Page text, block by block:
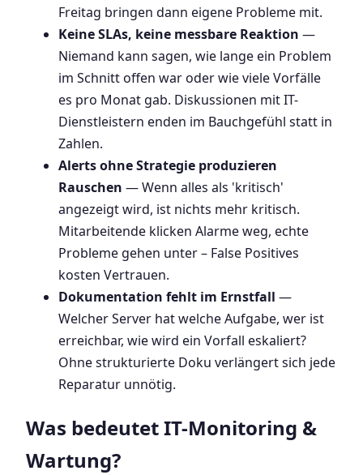
Freitag bringen dann eigene Probleme mit.
Keine SLAs, keine messbare Reaktion —
Niemand kann sagen, wie lange ein Problem
im Schnitt offen war oder wie viele Vorfälle
es pro Monat gab. Diskussionen mit IT-
Dienstleistern enden im Bauchgefühl statt in
Zahlen.
Alerts ohne Strategie produzieren
Rauschen — Wenn alles als 'kritisch'
angezeigt wird, ist nichts mehr kritisch.
Mitarbeitende klicken Alarme weg, echte
Probleme gehen unter – False Positives
kosten Vertrauen.
Dokumentation fehlt im Ernstfall —
Welcher Server hat welche Aufgabe, wer ist
erreichbar, wie wird ein Vorfall eskaliert?
Ohne strukturierte Doku verlängert sich jede
Reparatur unnötig.
Was bedeutet IT-Monitoring &
Wartung?